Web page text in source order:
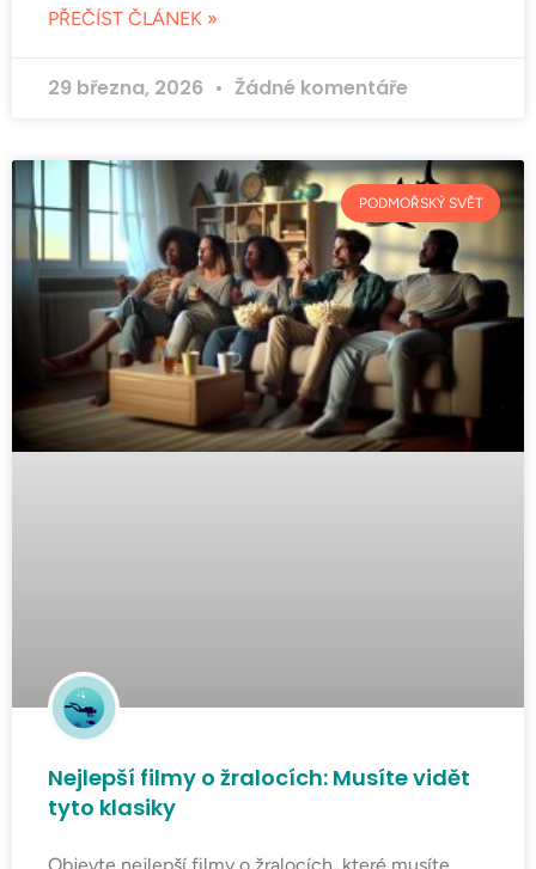
PŘEČÍST ČLÁNEK »
29 března, 2026 Žádné komentáře
PODMOŘSKÝ SVĚT
Nejlepší filmy o žralocích: Musíte vidět
tyto klasiky